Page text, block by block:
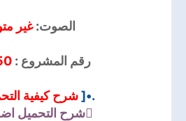
الصوت:غير
رقم المشروع :
.•[شرح كيفية
شرح التحميل